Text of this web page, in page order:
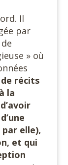
Il
par
» où
récits
la
par elle),
et qui